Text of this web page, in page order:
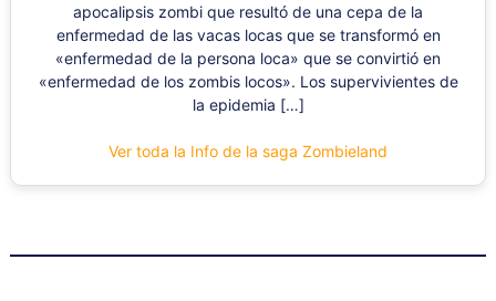
apocalipsis zombi que resultó de una cepa de la
enfermedad de las vacas locas que se transformó en
«enfermedad de la persona loca» que se convirtió en
«enfermedad de los zombis locos». Los supervivientes de
la epidemia […]
Ver toda la Info de la saga Zombieland